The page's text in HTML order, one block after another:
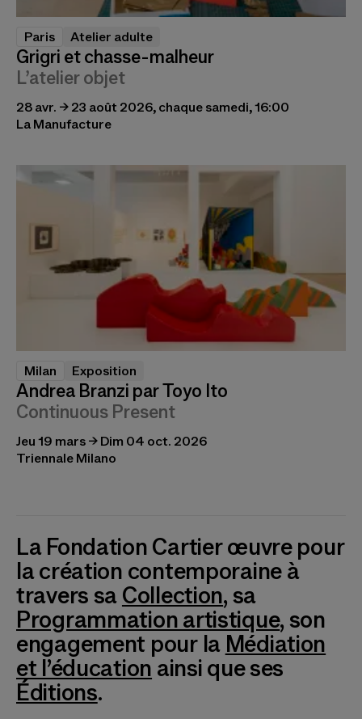
Paris Atelier adulte
Grigri et chasse-malheur
L’atelier objet
28 avr. → 23 août 2026, chaque samedi, 16:00
La Manufacture
Milan Exposition
Andrea Branzi par Toyo Ito
Continuous Present
Jeu 19 mars → Dim 04 oct. 2026
Triennale Milano
La Fondation Cartier œuvre pour
la création contemporaine à
travers sa Collection, sa
Programmation artistique, son
engagement pour la Médiation
et l’éducation ainsi que ses
Éditions.